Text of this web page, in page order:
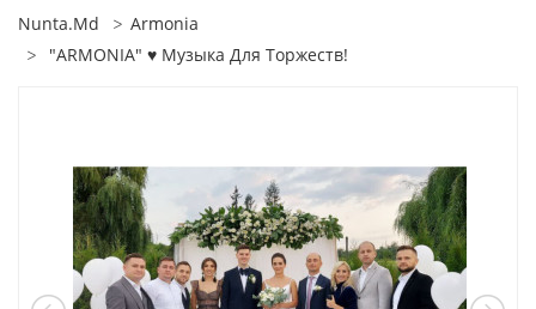
Nunta.md
Armonia
"ARMONIA" ♥ Музыка Для Торжеств!